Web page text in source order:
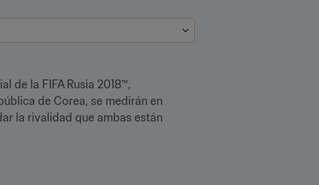
de la FIFA Rusia 2018™,
de Corea, se medirán en
la rivalidad que ambas están